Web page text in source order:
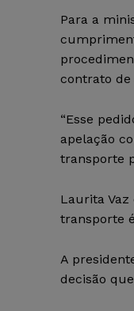
Para a
contrato
“Esse
apelação
transporte
Laurita
transporte
A
decisão